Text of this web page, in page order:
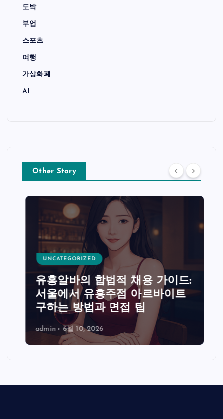
도박
부업
스포츠
여행
가상화폐
AI
Other Story
UNCATEGORIZED
유흥알바의 합법적 채용 가이드:
서울에서 유흥주점 아르바이트
구하는 방법과 면접 팁
admin 6월 10, 2026